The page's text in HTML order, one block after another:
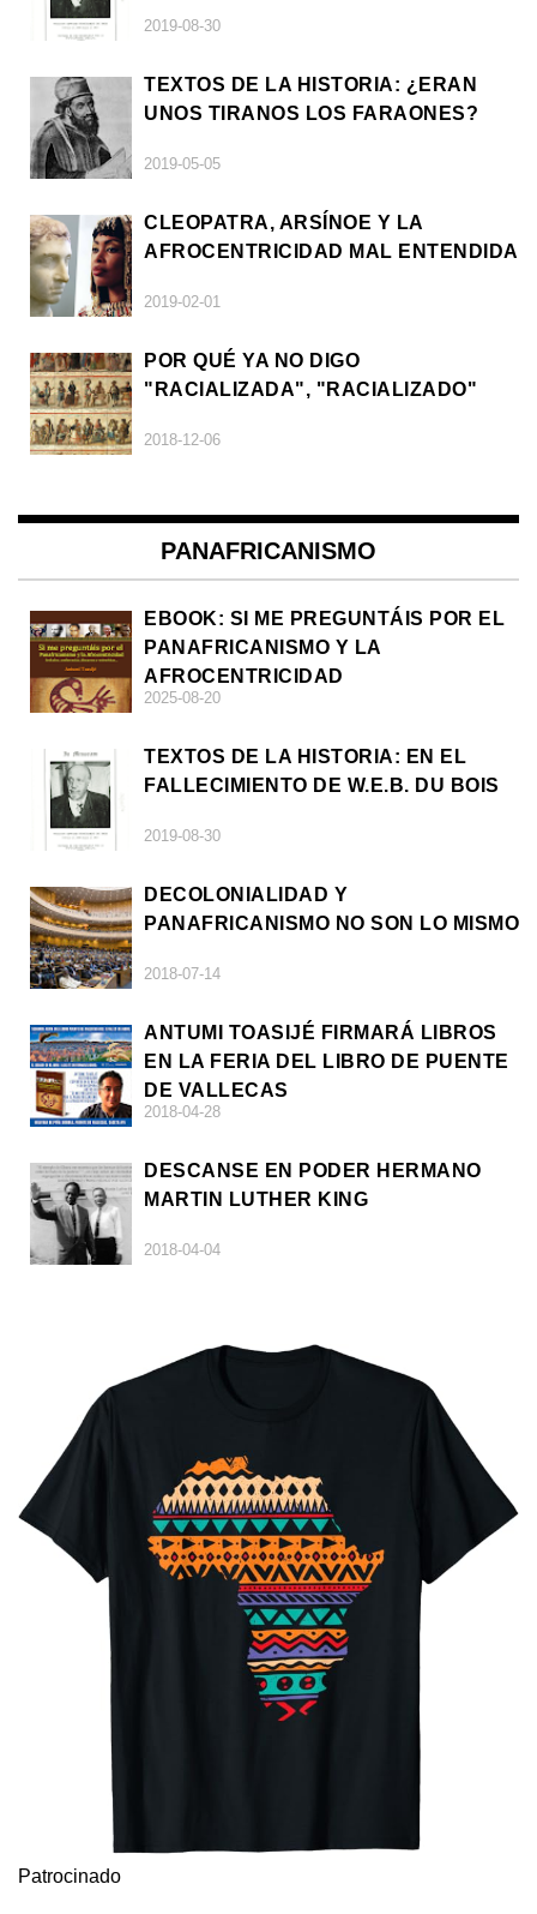
2019-08-30
TEXTOS DE LA HISTORIA: ¿ERAN
UNOS TIRANOS LOS FARAONES?
2019-05-05
CLEOPATRA, ARSÍNOE Y LA
AFROCENTRICIDAD MAL ENTENDIDA
2019-02-01
POR QUÉ YA NO DIGO
"RACIALIZADA", "RACIALIZADO"
2018-12-06
PANAFRICANISMO
EBOOK: SI ME PREGUNTÁIS POR EL
PANAFRICANISMO Y LA
AFROCENTRICIDAD
2025-08-20
TEXTOS DE LA HISTORIA: EN EL
FALLECIMIENTO DE W.E.B. DU BOIS
2019-08-30
DECOLONIALIDAD Y
PANAFRICANISMO NO SON LO MISMO
2018-07-14
ANTUMI TOASIJÉ FIRMARÁ LIBROS
EN LA FERIA DEL LIBRO DE PUENTE
DE VALLECAS
2018-04-28
DESCANSE EN PODER HERMANO
MARTIN LUTHER KING
2018-04-04
Patrocinado